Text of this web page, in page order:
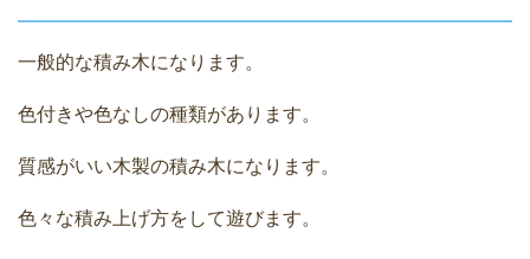
一般的な積み木になります。
色付きや色なしの種類があります。
質感がいい木製の積み木になります。
色々な積み上げ方をして遊びます。